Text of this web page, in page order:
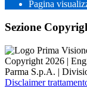
Pagina
Sezione
Copyright 2026 |
Parma S.p.A. |
Disclaimer